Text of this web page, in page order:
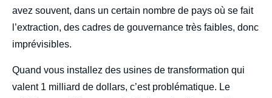
avez souvent, dans un certain nombre de pays où se fait
l’extraction, des cadres de gouvernance très faibles, donc
imprévisibles.
Quand vous installez des usines de transformation qui
valent 1 milliard de dollars, c’est problématique. Le